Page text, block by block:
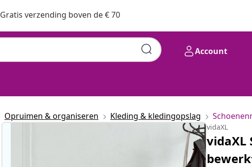
Gratis verzending boven de € 70
Account
Opruimen & organiseren Kleding & kledingopslag
vidaXL
vidaXL